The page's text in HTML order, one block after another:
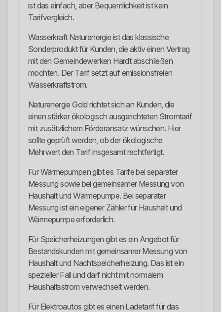
ist das einfach, aber Bequemlichkeit ist kein
Tarifvergleich.
Wasserkraft Naturenergie ist das klassische
Sonderprodukt für Kunden, die aktiv einen Vertrag
mit den Gemeindewerken Hardt abschließen
möchten. Der Tarif setzt auf emissionsfreien
Wasserkraftstrom.
Naturenergie Gold richtet sich an Kunden, die
einen stärker ökologisch ausgerichteten Stromtarif
mit zusätzlichem Förderansatz wünschen. Hier
sollte geprüft werden, ob der ökologische
Mehrwert den Tarif insgesamt rechtfertigt.
Für Wärmepumpen gibt es Tarife bei separater
Messung sowie bei gemeinsamer Messung von
Haushalt und Wärmepumpe. Bei separater
Messung ist ein eigener Zähler für Haushalt und
Wärmepumpe erforderlich.
Für Speicherheizungen gibt es ein Angebot für
Bestandskunden mit gemeinsamer Messung von
Haushalt und Nachtspeicherheizung. Das ist ein
spezieller Fall und darf nicht mit normalem
Haushaltsstrom verwechselt werden.
Für Elektroautos gibt es einen Ladetarif für das